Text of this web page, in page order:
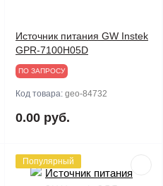
Источник питания GW Instek
GPR-7100H05D
ПО ЗАПРОСУ
Код товара: geo-84732
0.00 руб.
Популярный